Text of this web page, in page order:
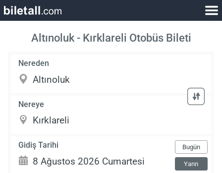
Altınoluk - Kırklareli Otobüs Bileti
Nereden
Nereye
Gidiş Tarihi Bugün
Yarın